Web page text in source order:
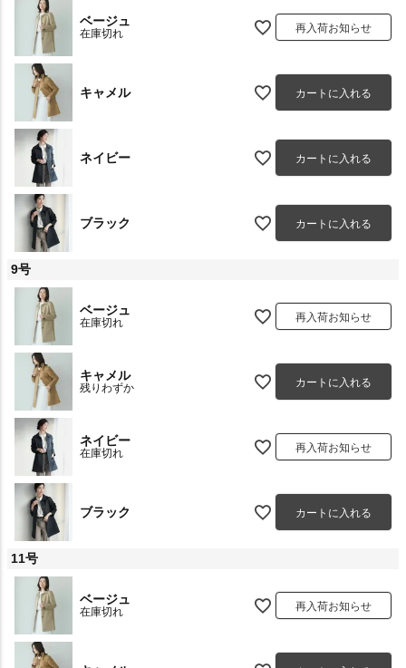
ベージュ
在庫切れ 再入荷お知らせ
キャメル カートに入れる
ネイビー カートに入れる
ブラック カートに入れる
9号
ベージュ
在庫切れ 再入荷お知らせ
キャメル
残りわずか カートに入れる
ネイビー
在庫切れ 再入荷お知らせ
ブラック カートに入れる
11号
ベージュ
在庫切れ 再入荷お知らせ